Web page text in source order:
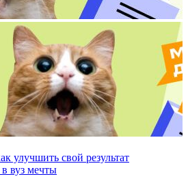
улучшить свой результат
вуз мечты